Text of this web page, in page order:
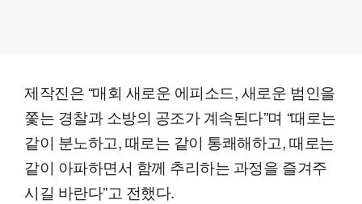
제작진은 “매회 새로운 에피소드, 새로운 범인을
쫓는 경찰과 소방의 공조가 계속된다”며 “때로는
같이 분노하고, 때로는 같이 통쾌해하고, 때로는
같이 아파하면서 함께 추리하는 과정을 즐겨주
시길 바란다”고 전했다.